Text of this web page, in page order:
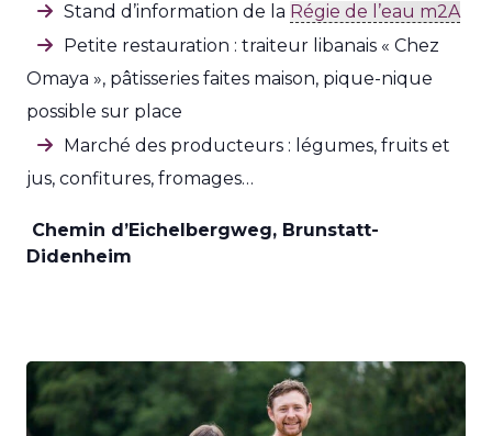
Stand d’information de la Régie de l’eau m2A
Petite restauration : traiteur libanais « Chez
Omaya », pâtisseries faites maison, pique-nique
possible sur place
Marché des producteurs : légumes, fruits et
jus, confitures, fromages…
Chemin d’Eichelbergweg, Brunstatt-
Didenheim